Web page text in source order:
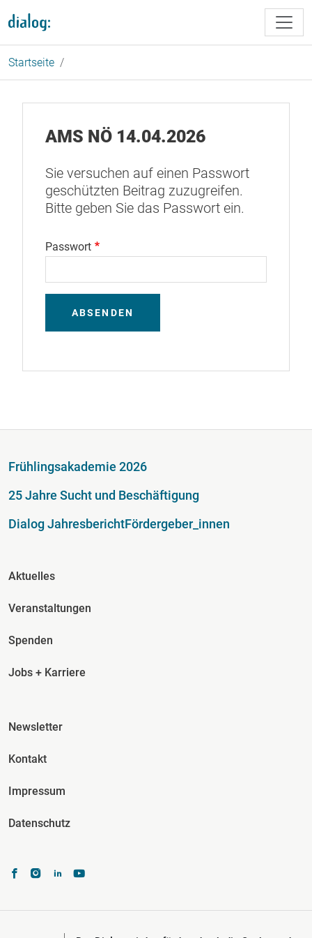
Startseite
AMS NÖ 14.04.2026
Sie versuchen auf einen Passwort
geschützten Beitrag zuzugreifen.
Bitte geben Sie das Passwort ein.
Passwort
ABSENDEN
Fußzeile
Frühlingsakademie 2026
25 Jahre Sucht und Beschäftigung
Dialog JahresberichtFördergeber_innen
Fusszeile Spalte 2
Aktuelles
Veranstaltungen
Spenden
Jobs + Karriere
Fusszeile Spalte 3
Newsletter
Kontakt
Impressum
Datenschutz